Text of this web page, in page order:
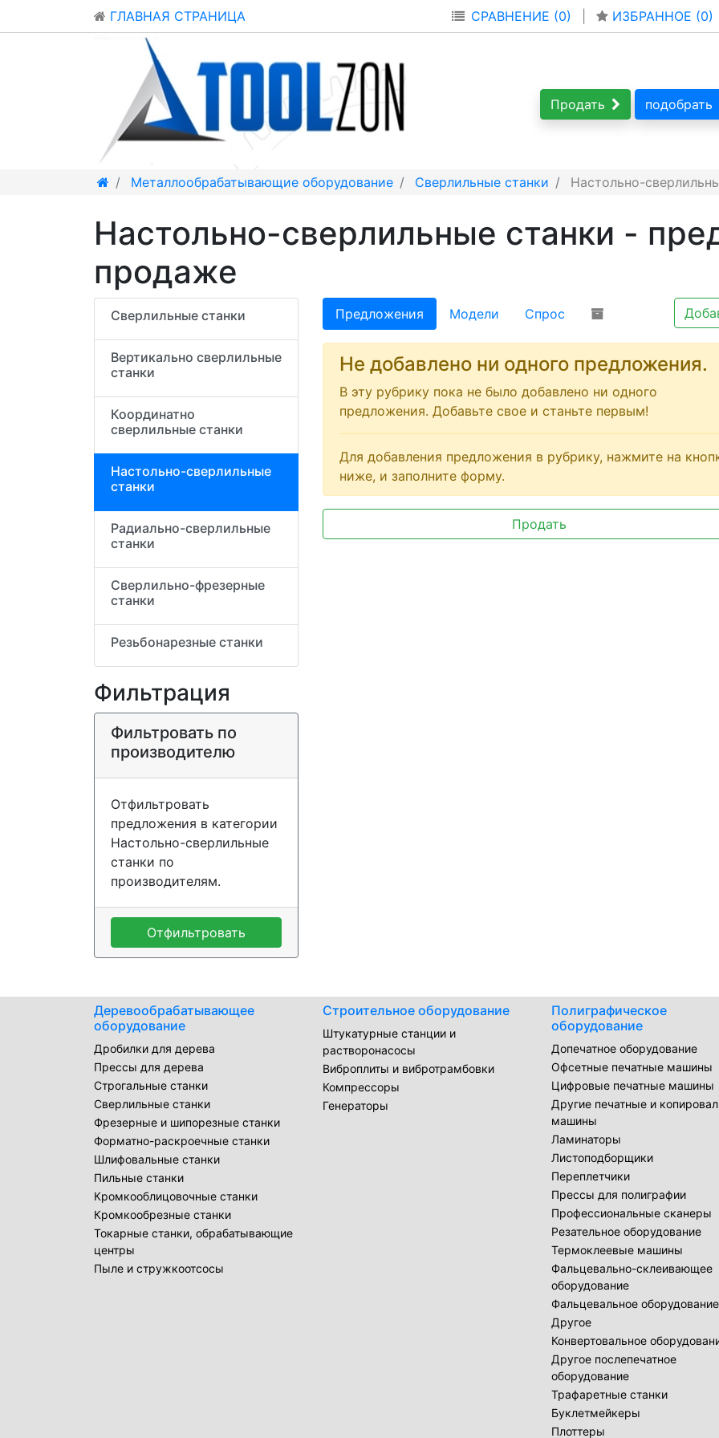
ГЛАВНАЯ СТРАНИЦА СРАВНЕНИЕ (0) ИЗБРАННОЕ (0)
Продать подобрать
Металлообрабатывающие оборудование Сверлильные станки Настольно-
Настольно-сверлильные станки -
продаже
Сверлильные станки
Вертикально сверлильные
станки
Координатно
сверлильные станки
Настольно-сверлильные
станки
Радиально-сверлильные
станки
Сверлильно-фрезерные
станки
Резьбонарезные станки
Фильтрация
Фильтровать по
производителю
Отфильтровать
предложения в категории
Настольно-сверлильные
станки по
производителям.
Отфильтровать
Предложения Модели Спрос
Не добавлено ни одного предложения.
В эту рубрику пока не было добавлено ни одного
предложения. Добавьте свое и станьте первым!
Для добавления предложения в рубрику, нажмите на
ниже, и заполните форму.
Продать
Деревообрабатывающее
оборудование
Дробилки для дерева
Прессы для дерева
Строгальные станки
Сверлильные станки
Фрезерные и шипорезные станки
Форматно-раскроечные станки
Шлифовальные станки
Пильные станки
Кромкооблицовочные станки
Кромкообрезные станки
Токарные станки, обрабатывающие
центры
Пыле и стружкоотсосы
Строительное оборудование
Штукатурные станции и
растворонасосы
Виброплиты и вибротрамбовки
Компрессоры
Генераторы
Полиграфическое
оборудование
Допечатное оборудование
Офсетные печатные машины
Цифровые печатные машины
Другие печатные и
машины
Ламинаторы
Листоподборщики
Переплетчики
Прессы для полиграфии
Профессиональные сканеры
Резательное оборудование
Термоклеевые машины
Фальцевально-склеивающее
оборудование
Фальцевальное оборудование
Другое
Конвертовальное
Другое послепечатное
оборудование
Трафаретные станки
Буклетмейкеры
Плоттеры